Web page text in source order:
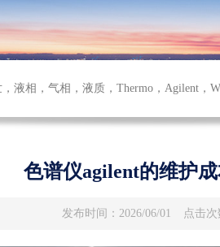
，液相 ，气相 ，液质 ，Thermo ，Agilent ，
色谱仪agilent的维护
发布时间：2026/06/01 点击